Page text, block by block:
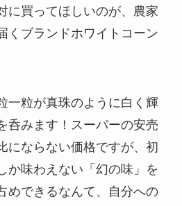
に買ってほしいのが、農家
くブランドホワイトコーン
一粒が真珠のように白く輝
呑みます！スーパーの安売
にならない価格ですが、初
か味わえない「幻の味」を
めできるなんて、自分への